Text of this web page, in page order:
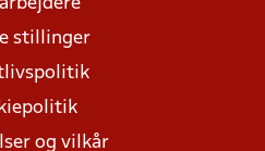
stillinger
og vilkår